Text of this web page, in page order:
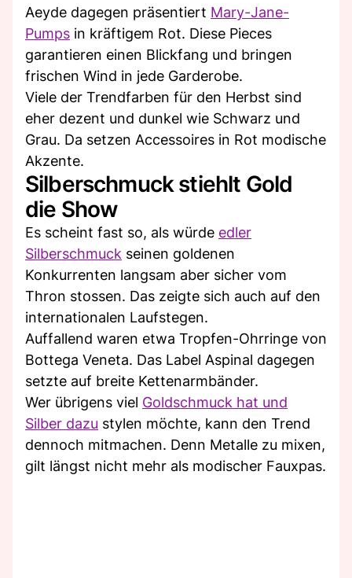
Aeyde dagegen präsentiert Mary-Jane-
Pumps in kräftigem Rot. Diese Pieces
garantieren einen Blickfang und bringen
frischen Wind in jede Garderobe.
Viele der Trendfarben für den Herbst sind
eher dezent und dunkel wie Schwarz und
Grau. Da setzen Accessoires in Rot modische
Akzente.
Silberschmuck stiehlt Gold
die Show
Es scheint fast so, als würde edler
Silberschmuck seinen goldenen
Konkurrenten langsam aber sicher vom
Thron stossen. Das zeigte sich auch auf den
internationalen Laufstegen.
Auffallend waren etwa Tropfen-Ohrringe von
Bottega Veneta. Das Label Aspinal dagegen
setzte auf breite Kettenarmbänder.
Wer übrigens viel Goldschmuck hat und
Silber dazu stylen möchte, kann den Trend
dennoch mitmachen. Denn Metalle zu mixen,
gilt längst nicht mehr als modischer Fauxpas.